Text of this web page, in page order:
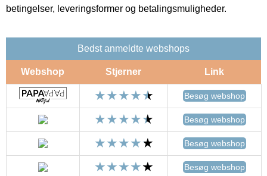
betingelser, leveringsformer og betalingsmuligheder.
Bedst anmeldte webshops
Webshop Stjerner Link
Besøg webshop
Besøg webshop
Besøg webshop
Besøg webshop